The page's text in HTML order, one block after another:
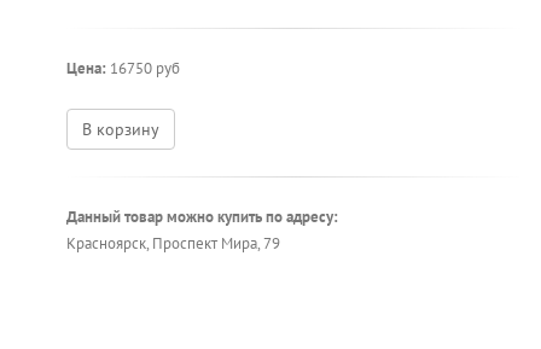
Цена: 16750 руб
В корзину
Данный товар можно купить по адресу:
Красноярск, Проспект Мира, 79